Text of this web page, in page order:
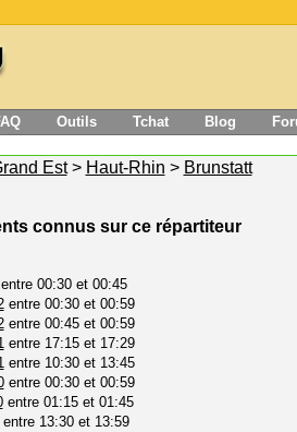
Outils Tchat Blog
Est> Haut-Rhin > Brunstatt
connus sur ce répartiteur
00:30 et 00:45
entre 00:30 et 00:59
entre 00:45 et 00:59
entre 17:15 et 17:29
entre 10:30 et 13:45
entre 00:30 et 00:59
entre 01:15 et 01:45
13:30 et 13:59